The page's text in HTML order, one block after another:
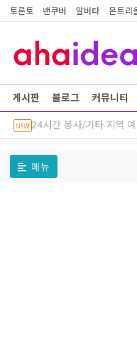
토론토 밴쿠버 알버타 몬트리
게시판 블로그 커뮤니티
NEW 24시간 봉사/기타 지역
메뉴